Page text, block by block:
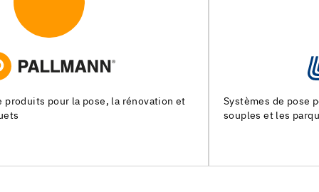
Systèmes de pose pour les chapes, les revêtements de sols